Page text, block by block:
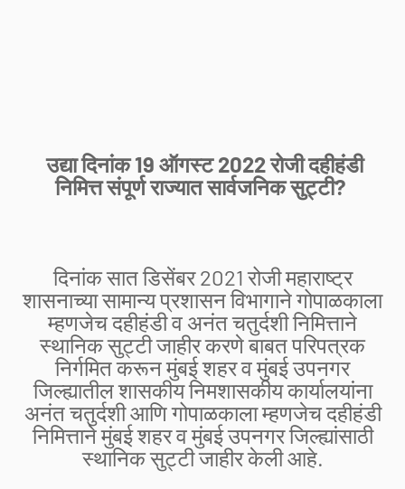
उद्या दिनांक 19 ऑगस्ट 2022 रोजी दहीहंडी
निमित्त संपूर्ण राज्यात सार्वजनिक सुट्टी?
दिनांक सात डिसेंबर 2021 रोजी महाराष्ट्र
शासनाच्या सामान्य प्रशासन विभागाने गोपाळकाला
म्हणजेच दहीहंडी व अनंत चतुर्दशी निमित्ताने
स्थानिक सुट्टी जाहीर करणे बाबत परिपत्रक
निर्गमित करून मुंबई शहर व मुंबई उपनगर
जिल्ह्यातील शासकीय निमशासकीय कार्यालयांना
अनंत चतुर्दशी आणि गोपाळकाला म्हणजेच दहीहंडी
निमित्ताने मुंबई शहर व मुंबई उपनगर जिल्ह्यांसाठी
स्थानिक सुट्टी जाहीर केली आहे.